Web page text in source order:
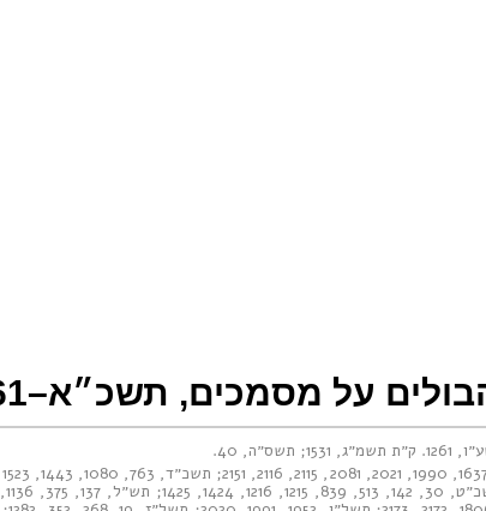
על מסמכים, תשכ״א–1961
1261
. ק״ת תשמ״ג, 1531 ; תשס״ה, 40
.
,
1990
,
2021
,
2081
,
2115
,
2116
,
2151
; תשכ״ד, 763 ,
1080
,
1443
,
1523
30
,
142
,
513
,
839
,
1215
,
1216
,
1424
,
1425
; תש״ל, 137 ,
375
,
1136
,